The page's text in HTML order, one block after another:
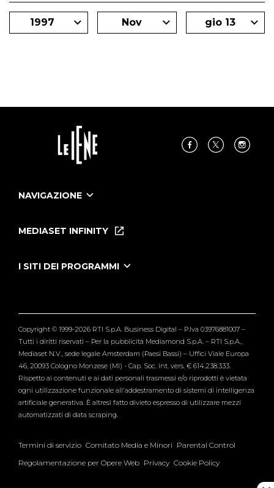
1997 Nov gio 13
NAVIGAZIONE
Le Iene Presentano Inside
Tutti i servizi
MEDIASET INFINITY
I SITI DEI PROGRAMMI
Verissimo
Copyright © 1999-2026 RTI S.p.A. Business Digital – P.Iva 03976881007 –
Tutti i diritti riservati – Per la pubblicità Mediamond S.p.A. – RTI S.p.A.,
Mediaset N.V., sede legale Amsterdam (Paesi Bassi) – Uffici Viale Europa
46, 20093 Cologno Monzese (MI) - Cap. Soc. int. vers. € 614.238.333.
Rispetto ai contenuti e ai dati personali trasmessi e/o riprodotti è vietata
ogni utilizzazione funzionale all'addestramento di sistemi di intelligenza
artificiale generativa. È altresì fatto divieto espresso di utilizzare mezzi
automatizzati di data scraping.
Termini di servizio Comitato Media e Minori Parental Control
Regolamentazione per Opere Web Privacy Cookie Policy